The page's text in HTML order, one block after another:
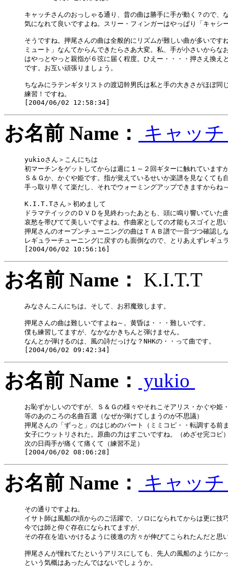
キャッチさんのおっしゃる通り、昔の曲は勝手に手が動く？ので、
気になれて良いですよね。スリー・フィンガーはやっぱり「キャシ
そうですね。押尾さんの曲は全般的にリズムが難しい曲が多いです
ミュート」なんてからんできたらさあ大変。私、手が小さいからな
はやっとやっと親指が６弦に届く程度。ひえー・・・・押さえ換え
です。お互い頑張りましょう。
ちなみにラテンギタリストの渡辺幹男氏は私と手の大きさがほぼ同
練習！ですね。
お名前 Name： キャッ
yukioさん＞こんにちは
初マーチンをゲットしてからは週に１～２回ギターに触れています
Ｓ＆Ｇか、かぐや姫です。指が覚えているせいか楽譜を見なくても
手っ取り早くて楽だし、それでウォーミングアップできますからね
K.I.T.Tさん＞初めまして
ドラマテイックのＤＶＤを見終わったあとも、頭に鳴り響いていた
哀愁を帯びてて美しいですよね。作曲家としての才能もスゴイと思
押尾さんのオープンチューニングの曲はＴＡＢ譜で一音づつ確認し
レギュラーチューニングに戻すのも面倒なので、とりあえずレギ
お名前 Name：
みなさんこんにちは。そして、お邪魔致します。
押尾さんの曲は難しいですよね～。黄昏は・・・難しいです。
僕も練習してますが、なかなかきちんと弾けません。
なんとか弾けるのは、風の詩だっけな？NHKの・・って曲です。
お名前 Name： yukio
お恥ずかしいのですが、Ｓ＆Ｇの様々やそれこそアリス・かぐや姫
等のあのころの名曲百選（なぜか弾けてしまうのが不思議）
押尾さんの「ずっと」のはじめのパート（ミミコピ・・転調する前
女子にウットリされた。原曲の力はすごいですね。（めざせ完コピ
次の日両手が痛くて痛くて（練習不足）
お名前 Name： キャッ
その通りですよね。
イサト師は風船の頃からのご活躍で、ソロになられてからは更に技
今では師と仰ぐ存在になられてますが、
その存在を追いかけるように後進の方々が伸びてこられたんだと思
押尾さんが憧れてたというアリスにしても、先人の風船のようにか
という気概はあったんではないでしょうか。